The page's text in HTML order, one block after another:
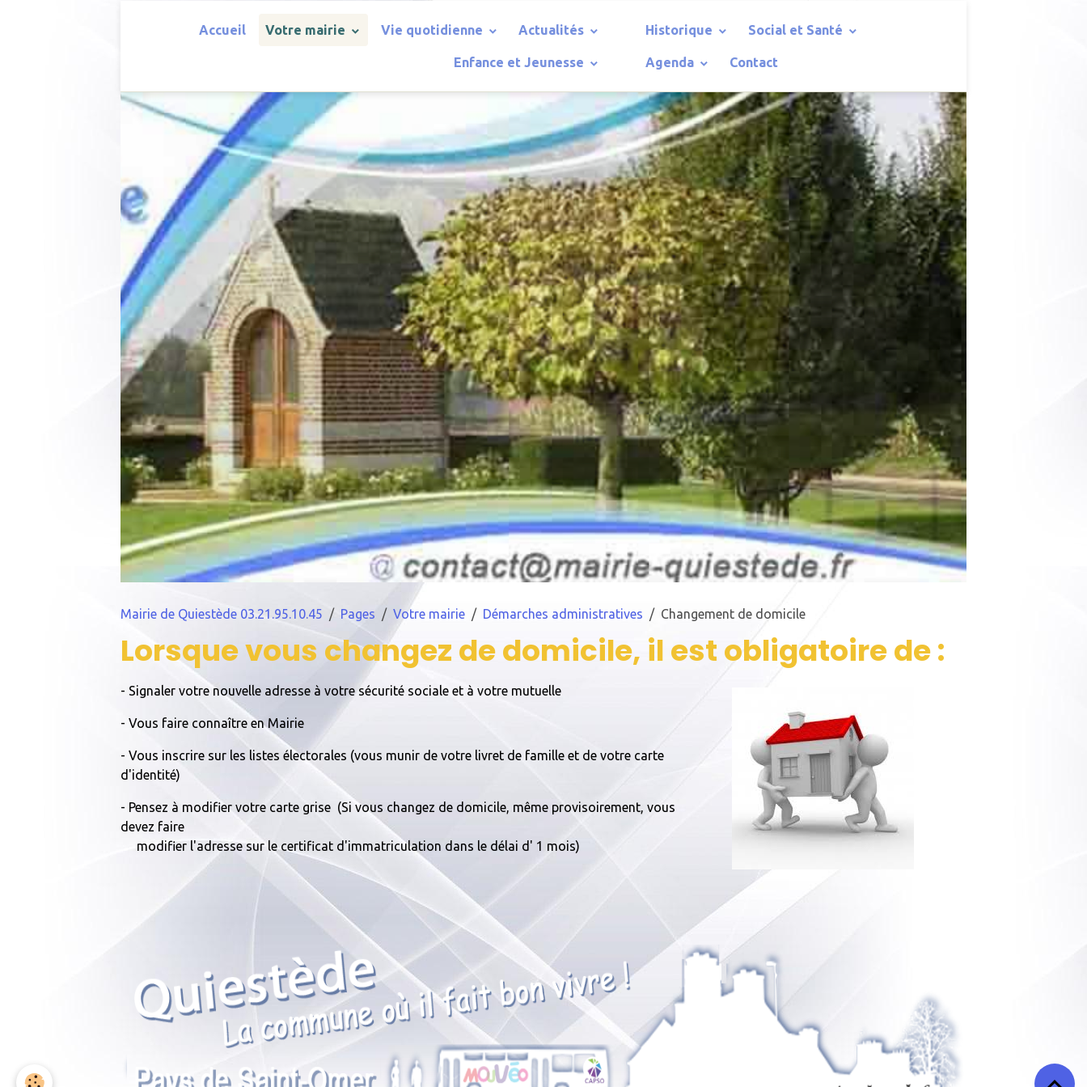
Accueil Votre mairie Vie quotidienne Actualités
Enfance et Jeunesse
Historique Social et Santé
Agenda Contact
Mairie de Quiestède 03.21.95.10.45 Pages Votre mairie Démarches administratives Changement de domicile
Lorsque vous changez de domicile, il est obligatoire de :
- Signaler votre nouvelle adresse à votre sécurité sociale et à votre mutuelle
- Vous faire connaître en Mairie
- Vous inscrire sur les listes électorales (vous munir de votre livret de famille et de votre carte
d'identité)
- Pensez à modifier votre carte grise (Si vous changez de domicile, même provisoirement, vous
devez faire
modifier l'adresse sur le certificat d'immatriculation dans le délai d' 1 mois)